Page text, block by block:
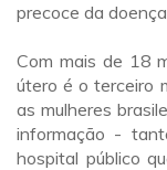
precoce da
Com mais de 18
útero é o terceiro
as mulheres
informação -
hospital público